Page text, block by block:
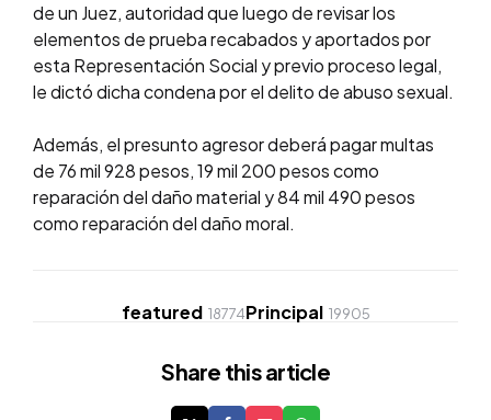
de un Juez, autoridad que luego de revisar los
elementos de prueba recabados y aportados por
esta Representación Social y previo proceso legal,
le dictó dicha condena por el delito de abuso sexual.
Además, el presunto agresor deberá pagar multas
de 76 mil 928 pesos, 19 mil 200 pesos como
reparación del daño material y 84 mil 490 pesos
como reparación del daño moral.
featured 18774Principal 19905
Share this article